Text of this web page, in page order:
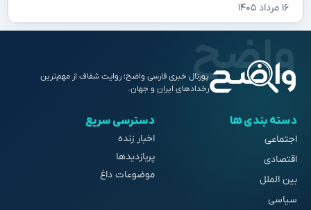
۱۶ مرداد ۱۴۰۵
پورتال خبری فارسی واضح؛ روایت شفاف از مهم‌ترین
رخدادهای ایران و جهان.
دسته بندی ها
اجتماعی
اقتصادی
بین الملل
سیاسی
دسترسی سریع
اخبار زنده
پربازدیدها
موضوعات داغ